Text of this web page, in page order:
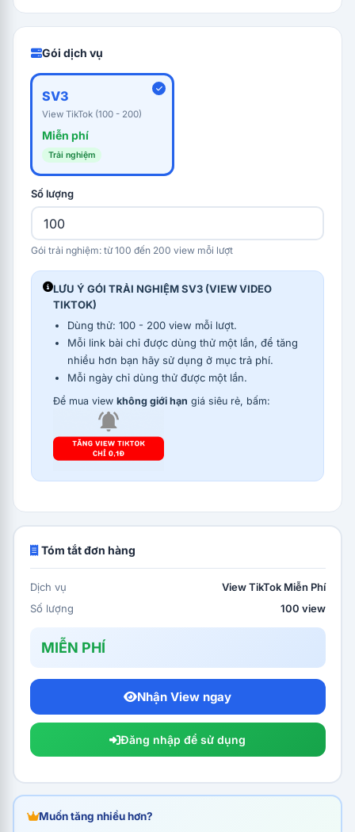
Gói dịch vụ
SV3
View TikTok (100 - 200)
Miễn phí
Trải nghiệm
Số lượng
Gói trải nghiệm: từ 100 đến 200 view mỗi lượt
LƯU Ý GÓI TRẢI NGHIỆM SV3 (VIEW VIDEO
TIKTOK)
Dùng thử: 100 - 200 view mỗi lượt.
Mỗi link bài chỉ được dùng thử một lần, để tăng
nhiều hơn bạn hãy sử dụng ở mục trả phí.
Mỗi ngày chỉ dùng thử được một lần.
Để mua view không giới hạn giá siêu rẻ, bấm:
Tóm tắt đơn hàng
Dịch vụ
View TikTok Miễn Phí
Số lượng
100 view
MIỄN PHÍ
Nhận View ngay
Đăng nhập để sử dụng
Muốn tăng nhiều hơn?